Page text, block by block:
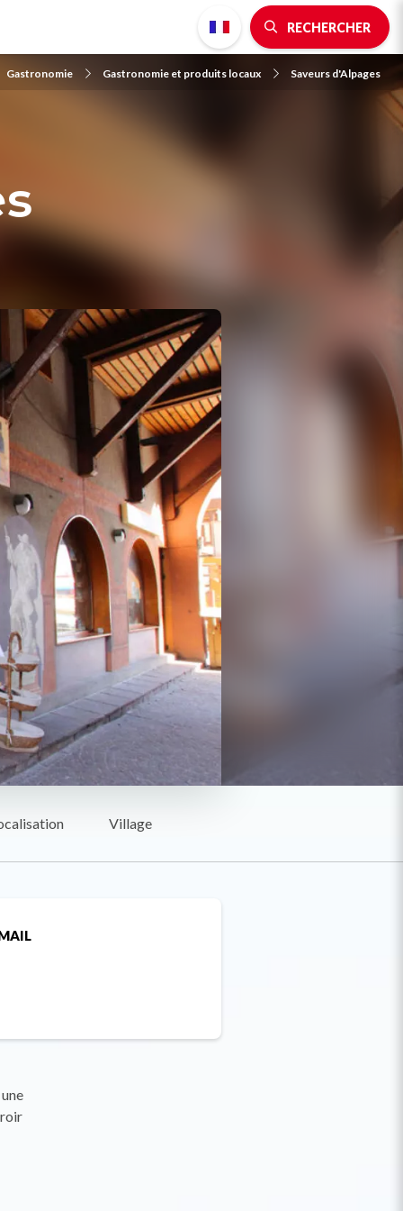
RECHERCHER
Gastronomie Gastronomie et produits locaux Saveurs d'Alpages
Village